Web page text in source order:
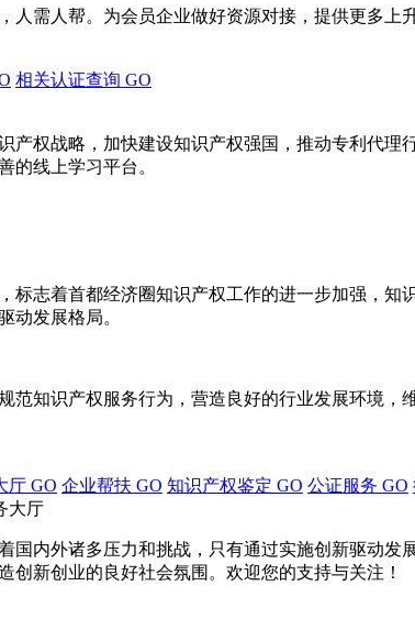
人需人帮。为会员企业做好资源对接，提供更多上
相关认证查询 GO
产权战略，加快建设知识产权强国，推动专利代
的线上学习平台。
标志着首都经济圈知识产权工作的进一步加强，
动发展格局。
范知识产权服务行为，营造良好的行业发展环境
厅 GO 企业帮扶 GO 知识产权鉴定 GO 公证服务 GO
国内外诸多压力和挑战，只有通过实施创新驱动
创新创业的良好社会氛围。欢迎您的支持与关注！